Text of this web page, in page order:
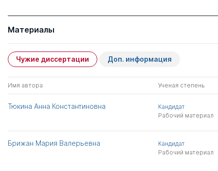
Материалы
Чужие диссертации Доп. информация
Имя автора Ученая степень
Тюкина Анна Константиновна
Кандидат
Рабочий материал
Брижан Мария Валерьевна
Кандидат
Рабочий материал